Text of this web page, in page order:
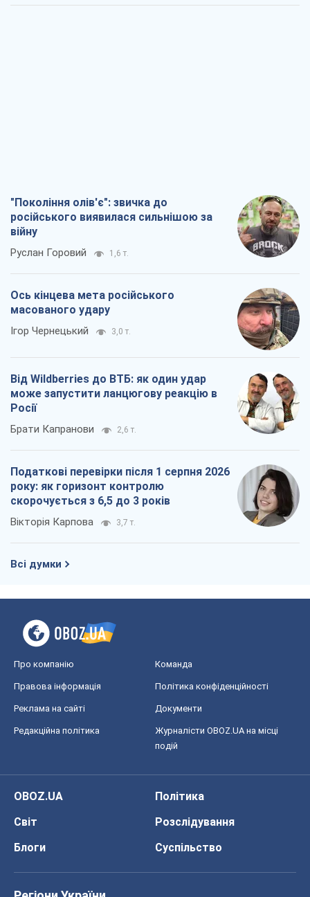
"Покоління олів'є": звичка до
російського виявилася сильнішою за
війну
Руслан Горовий 1,6 т.
Ось кінцева мета російського
масованого удару
Ігор Чернецький 3,0 т.
Від Wildberries до ВТБ: як один удар
може запустити ланцюгову реакцію в
Росії
Брати Капранови 2,6 т.
Податкові перевірки після 1 серпня 2026
року: як горизонт контролю
скорочується з 6,5 до 3 років
Вікторія Карпова 3,7 т.
Всі думки
Про компанію Команда
Правова інформація Політика конфіденційності
Реклама на сайті Документи
Редакційна політика
Журналісти OBOZ.UA на місці
подій
OBOZ.UA
Політика
Світ
Розслідування
Блоги
Суспільство